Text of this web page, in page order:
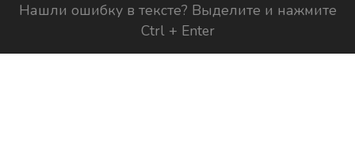
Нашли ошибку в тексте? Выделите и нажмите
Ctrl + Enter